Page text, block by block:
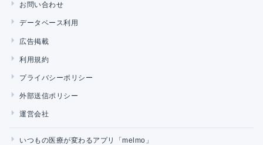
お問い合わせ
データベース利用
広告掲載
利用規約
プライバシーポリシー
外部送信ポリシー
運営会社
いつもの医療が変わるアプリ「melmo」